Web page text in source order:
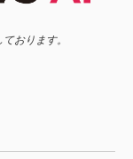
おります。